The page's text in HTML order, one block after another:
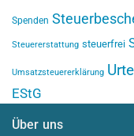
Spenden
Steuererstattung steuerfrei
Umsatzsteuererklärung
EStG
Über uns